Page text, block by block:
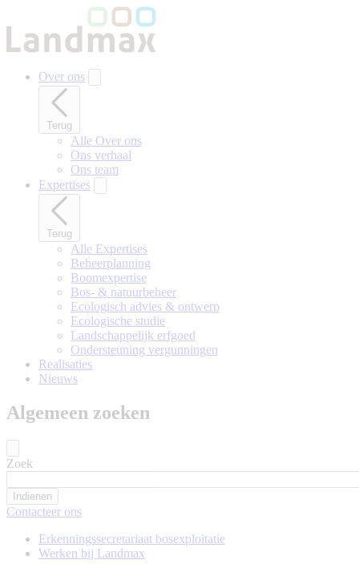
hoofdinhoud
gaan
Over ons
Terug
Alle Over ons
Ons verhaal
Ons team
Expertises
Terug
Alle Expertises
Beheerplanning
Boomexpertise
Bos- & natuurbeheer
Ecologisch advies & ontwerp
Ecologische studie
Landschappelijk erfgoed
Ondersteuning vergunningen
Realisaties
Nieuws
Algemeen zoeken
Zoek
Contacteer ons
Erkenningssecretariaat bosexploitatie
Werken bij Landmax